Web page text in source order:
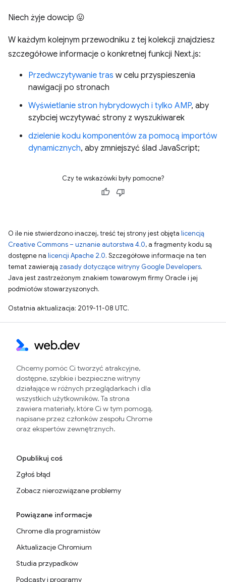
Niech żyje dowcip 😛
W każdym kolejnym przewodniku z tej kolekcji znajdziesz
szczegółowe informacje o konkretnej funkcji Next.js:
Przedwczytywanie tras w celu przyspieszenia
nawigacji po stronach
Wyświetlanie stron hybrydowych i tylko AMP, aby
szybciej wczytywać strony z wyszukiwarek
dzielenie kodu komponentów za pomocą importów
dynamicznych, aby zmniejszyć ślad JavaScript;
Czy te wskazówki były pomocne?
O ile nie stwierdzono inaczej, treść tej strony jest objęta licencją
Creative Commons – uznanie autorstwa 4.0, a fragmenty kodu są
dostępne na licencji Apache 2.0. Szczegółowe informacje na ten
temat zawierają zasady dotyczące witryny Google Developers.
Java jest zastrzeżonym znakiem towarowym firmy Oracle i jej
podmiotów stowarzyszonych.
Ostatnia aktualizacja: 2019-11-08 UTC.
Chcemy pomóc Ci tworzyć atrakcyjne,
dostępne, szybkie i bezpieczne witryny
działające w różnych przeglądarkach i dla
wszystkich użytkowników. Ta strona
zawiera materiały, które Ci w tym pomogą,
napisane przez członków zespołu Chrome
oraz ekspertów zewnętrznych.
Opublikuj coś
Zgłoś błąd
Zobacz nierozwiązane problemy
Powiązane informacje
Chrome dla programistów
Aktualizacje Chromium
Studia przypadków
Podcasty i programy